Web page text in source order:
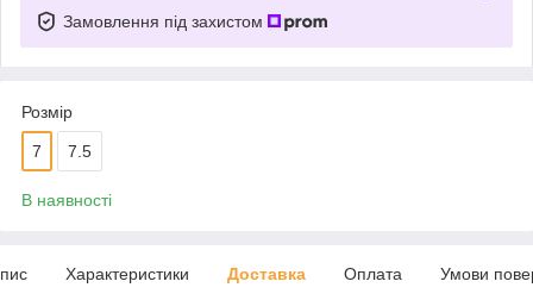
Замовлення під захистом
Розмір
7 7.5
В наявності
Характеристики Доставка Оплата Умови